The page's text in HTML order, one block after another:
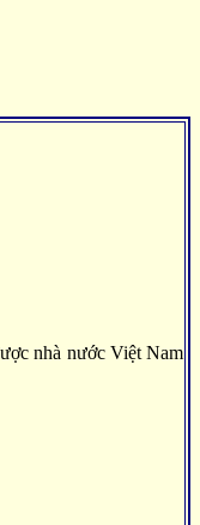
nhà nước Việt Nam